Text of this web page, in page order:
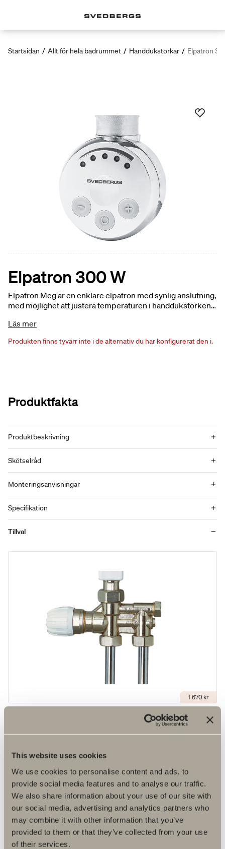
This website uses cookies
We use cookies to personalise content and ads, to
provide social media features and to analyse our traffic.
We also share information about your use of our site with
our social media, advertising and analytics partners who
may combine it with other information that you’ve
provided to them or that they’ve collected from your use
of their services.
Startsidan / Allt för hela badrummet / Handdukstorkar / Elpatron
Elpatron 300 W
Elpatron Meg är en enklare elpatron med synlig anslutning,
med möjlighet att justera temperaturen i handdukstorken.
Läs mer
Produkten finns tyvärr inte i de alternativ du har konfigurerat den i.
Produktfakta
Produktbeskrivning
Skötselråd
Monteringsanvisningar
Specifikation
Tillval
1 670 kr
Ventil för vattenburet vattensystem.